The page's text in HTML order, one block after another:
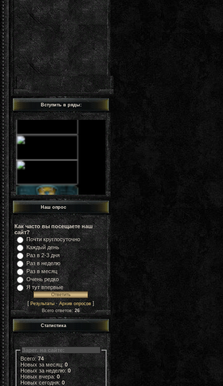
Вступить в ряды:
Наш опрос
Как часто вы посещаете наш
сайт?
Почти круглосуточно
Каждый день
Раз в 2-3 дня
Раз в неделю
Раз в месяц
Очень редко
Я тут впервые
[Результаты·Архив опросов ]
Всего ответов:26
Статистика
Зарег. на сайте:
Всего:74
Новых за месяц:0
Новых за неделю:0
Новых вчера:0
Новых сегодня:0